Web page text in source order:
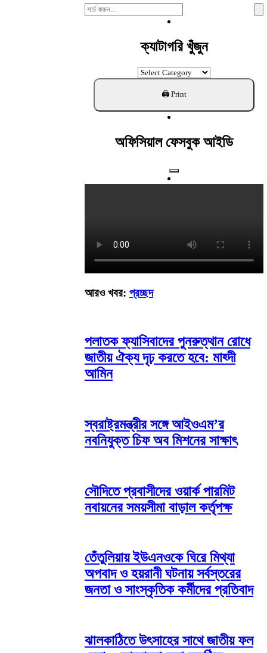
Search
For:
ক্যাটাগরি খুঁজুন
ক্যাটাগরি
খুঁজুন
অফিসিয়াল ফেসবুক আইডি
আরও খবর: প্রচ্ছদ
পলাতক ফ্যাসিবাদের পুনরুত্থান রোধে
জাতীয় ঐক্য দৃঢ় করতে হবে: মাহ্দী
আমিন
স্বরাষ্ট্রমন্ত্রীর সঙ্গে আইওএম’র
নবনিযুক্ত চিফ অব মিশনের সাক্ষাৎ
সৌদিতে প্রবাসীদের ওয়ার্ক পারমিট
নবায়নের সময়সীমা বাড়াল কর্তৃপক্ষ
তেঁতুলিয়ায় ইউএনওকে ঘিরে মিথ্যা
অপবাদ ও হয়রানী ঘটনায় সর্বস্তরের
জনতা ও সাংস্কৃতিক কর্মীদের প্রতিবাদ
ঝালকাঠিতে উৎসাহের সাথে জাতীয় ফল